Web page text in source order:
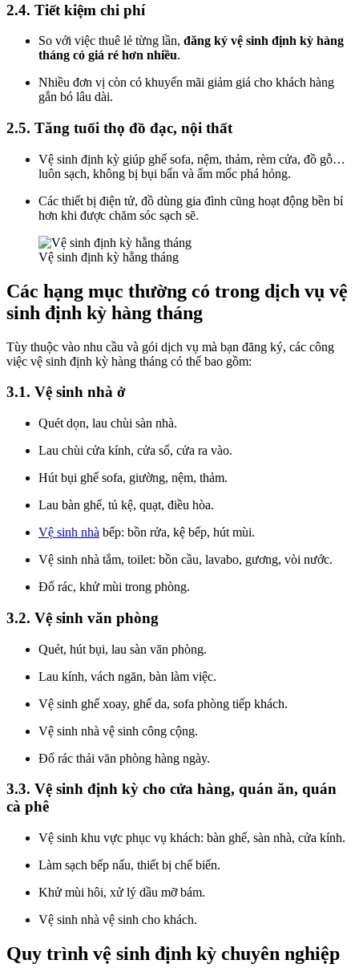
2.4. Tiết kiệm chi phí
So với việc thuê lẻ từng lần, đăng ký vệ sinh định kỳ hàng
tháng có giá rẻ hơn nhiều.
Nhiều đơn vị còn có khuyến mãi giảm giá cho khách hàng
gắn bó lâu dài.
2.5. Tăng tuổi thọ đồ đạc, nội thất
Vệ sinh định kỳ giúp ghế sofa, nệm, thảm, rèm cửa, đồ gỗ…
luôn sạch, không bị bụi bẩn và ẩm mốc phá hỏng.
Các thiết bị điện tử, đồ dùng gia đình cũng hoạt động bền bỉ
hơn khi được chăm sóc sạch sẽ.
Vệ sinh định kỳ hằng tháng
Các hạng mục thường có trong dịch vụ vệ
sinh định kỳ hàng tháng
Tùy thuộc vào nhu cầu và gói dịch vụ mà bạn đăng ký, các công
việc vệ sinh định kỳ hàng tháng có thể bao gồm:
3.1. Vệ sinh nhà ở
Quét dọn, lau chùi sàn nhà.
Lau chùi cửa kính, cửa sổ, cửa ra vào.
Hút bụi ghế sofa, giường, nệm, thảm.
Lau bàn ghế, tủ kệ, quạt, điều hòa.
Vệ sinh nhà bếp: bồn rửa, kệ bếp, hút mùi.
Vệ sinh nhà tắm, toilet: bồn cầu, lavabo, gương, vòi nước.
Đổ rác, khử mùi trong phòng.
3.2. Vệ sinh văn phòng
Quét, hút bụi, lau sàn văn phòng.
Lau kính, vách ngăn, bàn làm việc.
Vệ sinh ghế xoay, ghế da, sofa phòng tiếp khách.
Vệ sinh nhà vệ sinh công cộng.
Đổ rác thải văn phòng hàng ngày.
3.3. Vệ sinh định kỳ cho cửa hàng, quán ăn, quán
cà phê
Vệ sinh khu vực phục vụ khách: bàn ghế, sàn nhà, cửa kính.
Làm sạch bếp nấu, thiết bị chế biến.
Khử mùi hôi, xử lý dầu mỡ bám.
Vệ sinh nhà vệ sinh cho khách.
Quy trình vệ sinh định kỳ chuyên nghiệp